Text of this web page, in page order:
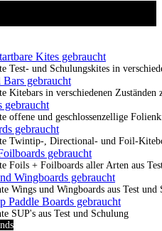
Kites gebraucht
Test- und Schulungskites in
gebraucht
Kitebars in verschiedenen Zuständen
gebraucht
offene und geschlossenzellige
gebraucht
Twintip-, Directional- und Foil-
gebraucht
Foils + Foilboards aller Arten aus
Wingboards gebraucht
Wings und Wingboards aus Test und
Paddle Boards gebraucht
SUP's aus Test und Schulung